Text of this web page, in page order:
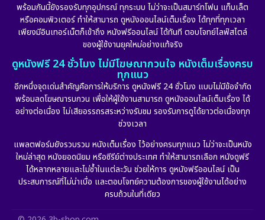
Fantasy จินตนาการ (256)
Film
Gothic (6)
HBO GO (11)
HBO Max (2)
Healing
พร้อมกันนี้ยังรองรับทุกอุปกรณ์ ทุกระบบ ไม่ว่าจะเป็นสมาร์ทโฟน แท็บเล็ต
หรือคอมพิวเตอร์ ทำให้สามารถ ดูหนังออนไลน์เต็มเรื่อง ได้ทุกที่ทุกเวลา
เพียงมีอินเทอร์เน็ตก็เข้าถึง หนังฟรีออนไลน์ ได้ทันที ตอบโจทย์ไลฟ์สไตล์
ของผู้ใช้งานยุคใหม่อย่างแท้จริง
ดูหนังฟรี 24 ชั่วโมง ไม่มีโฆษณากวนใจ หนังเต็มเรื่องครบ
ทุกแนว
อีกหนึ่งจุดเด่นสำคัญคือการให้บริการ ดูหนังฟรี 24 ชั่วโมง แบบไม่มีข้อจำกัด
พร้อมลดโฆษณารบกวน เพื่อให้ผู้ใช้งานสามารถ ดูหนังออนไลน์เต็มเรื่อง ได้
อย่างต่อเนื่อง ไม่เสียอรรถรสระหว่างรับชม รองรับการดูได้ยาวต่อเนื่องทุก
ช่วงเวลา
แพลตฟอร์มยังรวบรวม หนังเต็มเรื่อง ไว้อย่างครบทุกแนว ไม่ว่าจะเป็นหนัง
ใหม่ล่าสุด หนังยอดนิยม หรือซีรีย์ต่างประเทศ ทำให้สามารถเลือก หนังดูฟรี
ได้หลากหลายและไม่ซ้ำในแต่ละวัน ช่วยให้การ ดูหนังฟรีออนไลน์ เป็น
ประสบการณ์ที่ไม่น่าเบื่อ และตอบโจทย์ความต้องการของผู้ใช้งานได้อย่าง
ครบถ้วนในที่เดียว